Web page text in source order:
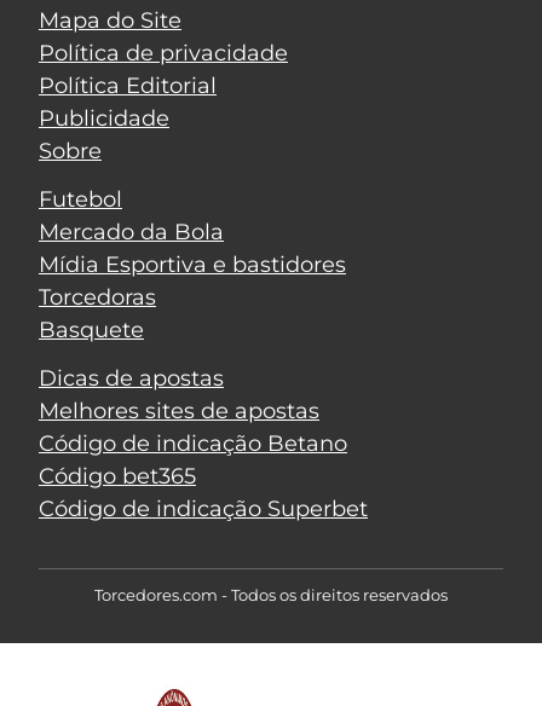
Mapa do Site
Política de privacidade
Política Editorial
Publicidade
Sobre
Futebol
Mercado da Bola
Mídia Esportiva e bastidores
Torcedoras
Basquete
Dicas de apostas
Melhores sites de apostas
Código de indicação Betano
Código bet365
Código de indicação Superbet
Torcedores.com - Todos os direitos reservados